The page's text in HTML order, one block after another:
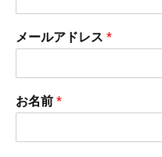
メールアドレス *
お名前 *